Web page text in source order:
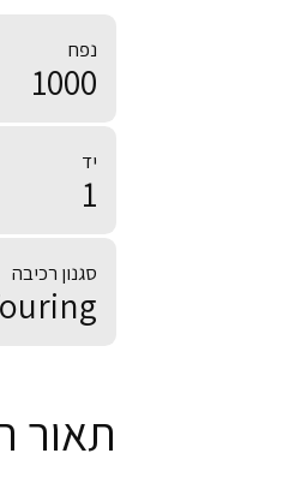
נפח
1000
יד
1
סגנון רכיבה
תאור